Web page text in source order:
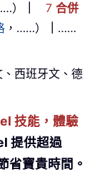
） 7 合併
，……）
……
西班牙文、德
技能，體驗
提供超過
省寶貴時間。